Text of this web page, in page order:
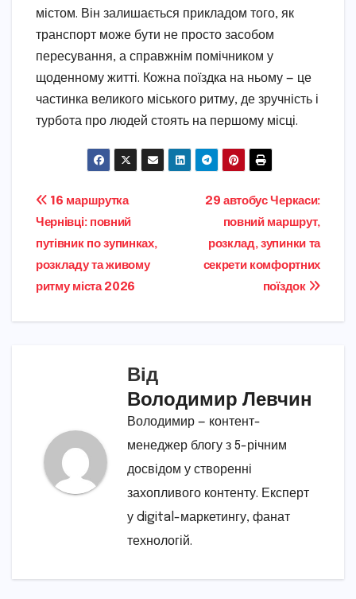
містом. Він залишається прикладом того, як
транспорт може бути не просто засобом
пересування, а справжнім помічником у
щоденному житті. Кожна поїздка на ньому — це
частинка великого міського ритму, де зручність і
турбота про людей стоять на першому місці.
Навігація
записів
29 автобус Черкаси:
повний маршрут,
розклад, зупинки та
секрети комфортних
поїздок
16 маршрутка
Чернівці: повний
путівник по зупинках,
розкладу та живому
ритму міста 2026
Від
Володимир Левчин
Володимир — контент-
менеджер блогу з 5-річним
досвідом у створенні
захопливого контенту. Експерт
у digital-маркетингу, фанат
технологій.